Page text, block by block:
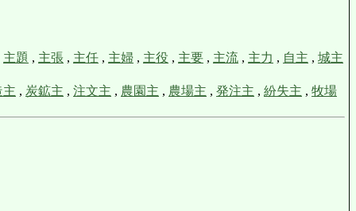
主題 , 主張 , 主任 , 主婦 , 主役 , 主要 , 主流 , 主力 , 自主 , 城主
主 , 炭鉱主 , 注文主 , 農園主 , 農場主 , 発注主 , 紛失主 , 牧場